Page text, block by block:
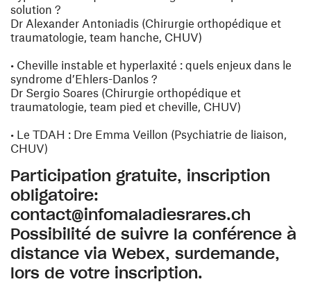
solution ?
Dr Alexander Antoniadis (Chirurgie orthopédique et
traumatologie, team hanche, CHUV)
• Cheville instable et hyperlaxité : quels enjeux dans le
syndrome d’Ehlers-Danlos ?
Dr Sergio Soares (Chirurgie orthopédique et
traumatologie, team pied et cheville, CHUV)
• Le TDAH : Dre Emma Veillon (Psychiatrie de liaison,
CHUV)
Participation gratuite, inscription
obligatoire:
contact@infomaladiesrares.ch
Possibilité de suivre la conférence à
distance via Webex, surdemande,
lors de votre inscription.